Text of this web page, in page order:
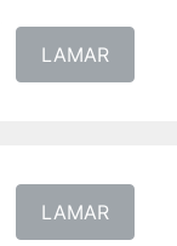
LAMAR
LAMAR